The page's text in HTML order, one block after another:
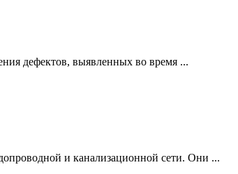
дефектов, выявленных во время ...
и канализационной сети. Они ...